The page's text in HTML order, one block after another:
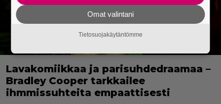
Lavakomiikkaa ja parisuhdedraamaa –
Bradley Cooper tarkkailee
ihmmissuhteita empaattisesti
Omat valintani
Tietosuojakäytäntömme